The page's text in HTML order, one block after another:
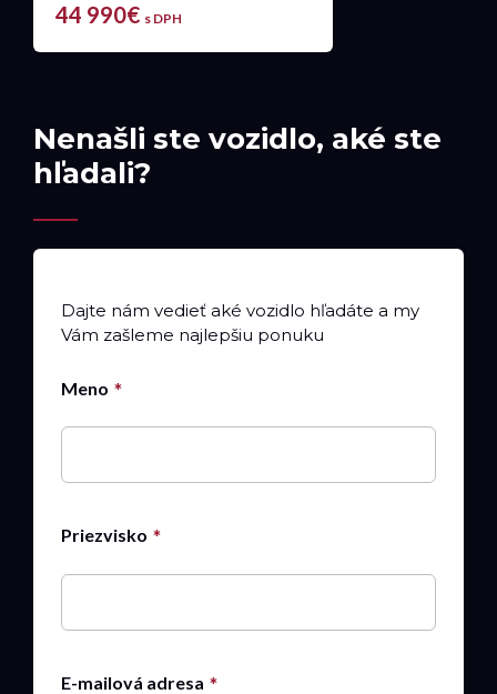
44 990€ s DPH
Nenašli ste vozidlo, aké ste
hľadali?
Dajte nám vedieť aké vozidlo hľadáte a my
Vám zašleme najlepšiu ponuku
Meno
Priezvisko
E-mailová adresa